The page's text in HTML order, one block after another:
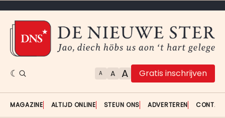
A A A Gratis inschrijven
MAGAZINE ALTIJD ONLINE STEUN ONS ADVERTEREN